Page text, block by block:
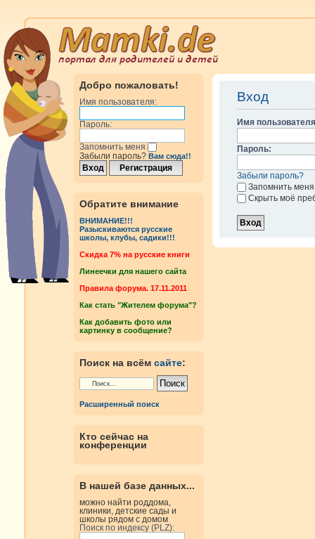
Добро пожаловать!
Имя пользователя:
Пароль:
Запомнить меня
Забыли пароль? Вам сюда!!
Обратите внимание
ВНИМАНИЕ!!!
Разыскиваются русские
школы, клубы, садики!!!
Cкидка 7% на русские книги
Линеечки для нашего сайта
Правила форума. 17.11.2011
Как стать "Жителем форума"?
Как добавить фото или
картинку в сообщение?
Поиск на всём сайте:
Расширенный поиск
Кто сейчас на
конференции
В нашей базе данных...
можно найти роддома,
клиники, детские сады и
школы рядом с домом
Поиск по индексу (PLZ):
Вход
Имя
Пароль:
Забыли пароль?
Запомнить меня
Скрыть моё